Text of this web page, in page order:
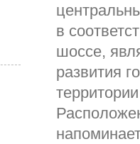
в
шоссе,
развития